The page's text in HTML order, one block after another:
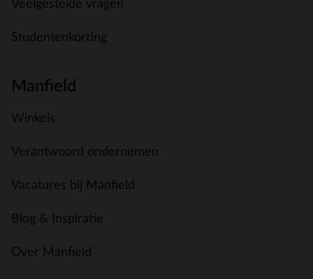
Veelgestelde vragen
Studentenkorting
Manfield
Winkels
Verantwoord ondernemen
Vacatures bij Manfield
Blog & Inspiratie
Over Manfield